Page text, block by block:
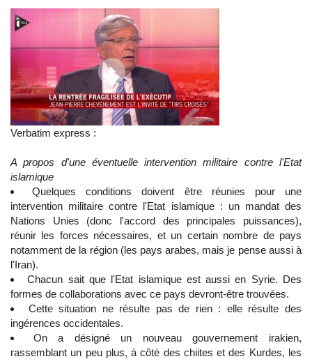
Verbatim express :
A propos d'une éventuelle intervention militaire contre l'Etat
islamique
Quelques conditions doivent être réunies pour une
intervention militaire contre l'Etat islamique : un mandat des
Nations Unies (donc l'accord des principales puissances),
réunir les forces nécessaires, et un certain nombre de pays
notamment de la région (les pays arabes, mais je pense aussi à
l'Iran).
Chacun sait que l'Etat islamique est aussi en Syrie. Des
formes de collaborations avec ce pays devront-être trouvées.
Cette situation ne résulte pas de rien : elle résulte des
ingérences occidentales.
On a désigné un nouveau gouvernement irakien,
rassemblant un peu plus, à côté des chiites et des Kurdes, les